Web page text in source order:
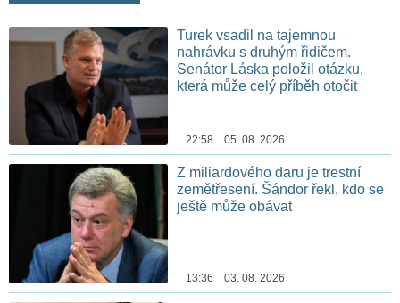
Turek vsadil na tajemnou
nahrávku s druhým řidičem.
Senátor Láska položil otázku,
která může celý příběh otočit
22:58 05. 08. 2026
Z miliardového daru je trestní
zemětřesení. Šándor řekl, kdo se
ještě může obávat
13:36 03. 08. 2026